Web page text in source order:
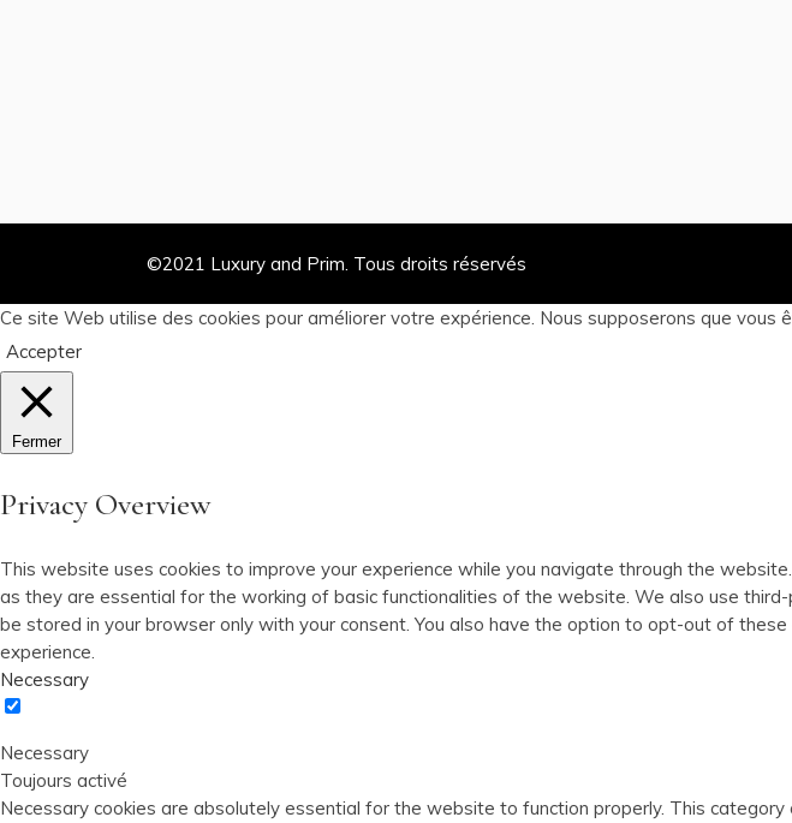
©2021 Luxury and Prim. Tous droits réservés
Ce site Web utilise des cookies pour améliorer votre expérience. Nous supposerons que
Accepter
Fermer
Privacy Overview
This website uses cookies to improve your experience while you navigate through the
as they are essential for the working of basic functionalities of the website. We also use
be stored in your browser only with your consent. You also have the option to opt-out of
experience.
Necessary
Necessary
Toujours activé
Necessary cookies are absolutely essential for the website to function properly. This